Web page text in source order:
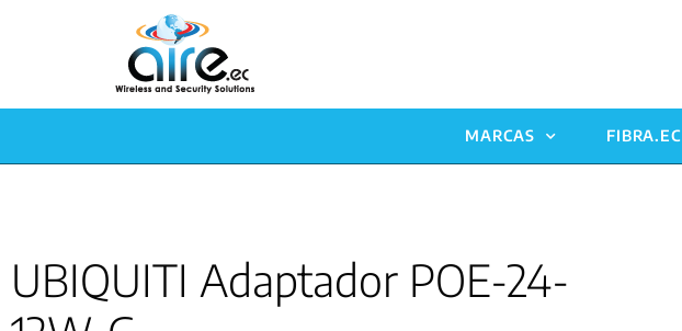
MARCAS FIBRA.EC
UBIQUITI Adaptador POE-24-